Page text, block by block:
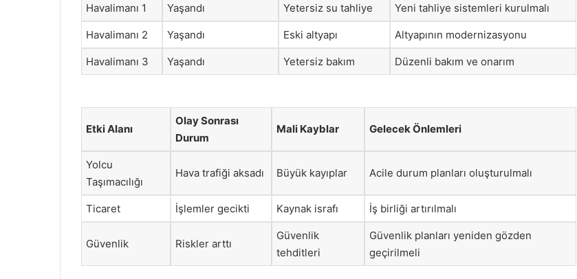
Havalimanı 1 Yaşandı Yetersiz su tahliye Yeni tahliye sistemleri kurulmalı
Havalimanı 2 Yaşandı Eski altyapı Altyapının modernizasyonu
Havalimanı 3 Yaşandı Yetersiz bakım Düzenli bakım ve onarım
Etki Alanı
Olay Sonrası
Durum
Mali Kayblar Gelecek Önlemleri
Yolcu
Taşımacılığı
Hava trafiği aksadı Büyük kayıplar Acile durum planları oluşturulmalı
Ticaret İşlemler gecikti Kaynak israfı İş birliği artırılmalı
Güvenlik Riskler arttı
Güvenlik
tehditleri
Güvenlik planları yeniden gözden
geçirilmeli